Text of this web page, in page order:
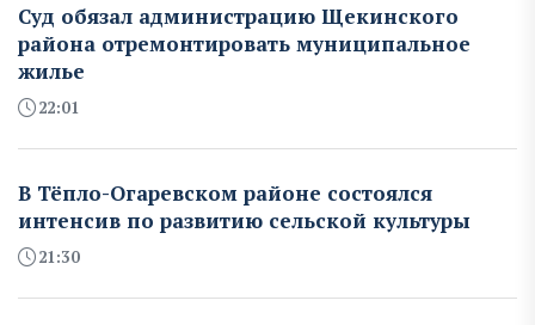
Суд обязал администрацию Щекинского
района отремонтировать муниципальное
жилье
22:01
В Тёпло-Огаревском районе состоялся
интенсив по развитию сельской культуры
21:30